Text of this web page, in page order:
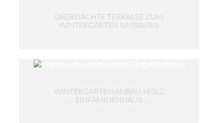
ÜBERDACHTE TERRASSE ZUM
WINTERGARTEN UMBAUEN
WINTERGARTEN ANBAU HOLZ
EINFAMILIENHAUS